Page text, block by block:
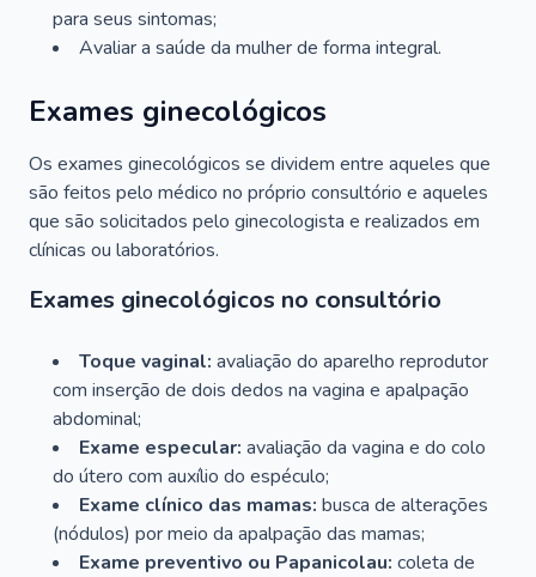
para seus sintomas;
Avaliar a saúde da mulher de forma integral.
Exames ginecológicos
Os exames ginecológicos se dividem entre aqueles que
são feitos pelo médico no próprio consultório e aqueles
que são solicitados pelo ginecologista e realizados em
clínicas ou laboratórios.
Exames ginecológicos no consultório
Toque vaginal: avaliação do aparelho reprodutor
com inserção de dois dedos na vagina e apalpação
abdominal;
Exame especular: avaliação da vagina e do colo
do útero com auxílio do espéculo;
Exame clínico das mamas: busca de alterações
(nódulos) por meio da apalpação das mamas;
Exame preventivo ou Papanicolau: coleta de